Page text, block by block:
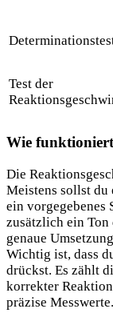
Test der
Wie
Die
Meistens sollst du
ein vorgegebenes
zusätzlich ein Ton
genaue
Wichtig ist, dass
drückst. Es zählt
korrekter
präzise Messwerte.